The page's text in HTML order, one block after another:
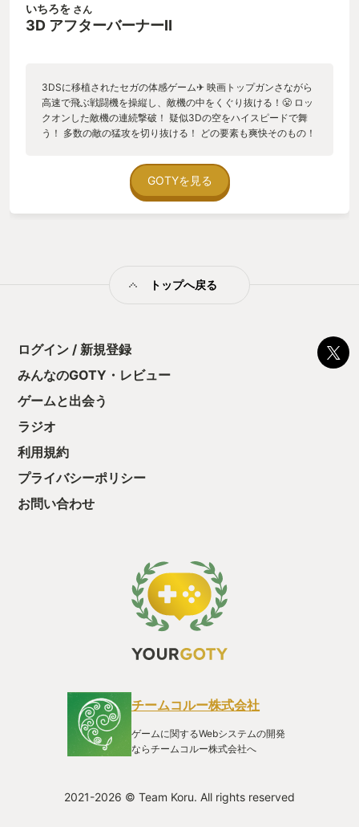
いちろを さん
3D アフターバーナーⅡ
3DSに移植されたセガの体感ゲーム✈ 映画トップガンさながら
高速で飛ぶ戦闘機を操縦し、敵機の中をくぐり抜ける！😤 ロッ
クオンした敵機の連続撃破！ 疑似3Dの空をハイスピードで舞
う！ 多数の敵の猛攻を切り抜ける！ どの要素も爽快そのもの！
です。隙間時間に最終面だけ練習…なんて事も✨ お陰で時々だ
けどクリア出来るようになりました😭 多感な時期の自分からの
宿題が出来たような気持ちです！ 素晴らしい移植、セガさん、
GOTYを見る
トップへ戻る
ログイン / 新規登録
みんなのGOTY・レビュー
ゲームと出会う
ラジオ
利用規約
プライバシーポリシー
お問い合わせ
チームコルー株式会社
ゲームに関するWebシステムの開発
ならチームコルー株式会社へ
2021-2026 © Team Koru. All rights reserved